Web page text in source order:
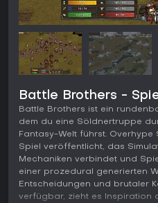
Battle Brothers -
Battle Brothers ist ein
dem du eine Söldnertruppe
Fantasy-Welt führst.
Spiel veröffentlicht, das
Mechaniken verbindet und
einer prozedural generierten
Entscheidungen und brutaler
verfügbar, zieht es Inspiration